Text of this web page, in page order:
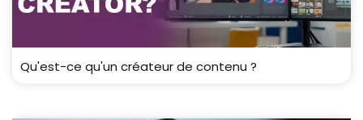
Qu'est-ce qu'un créateur de contenu ?